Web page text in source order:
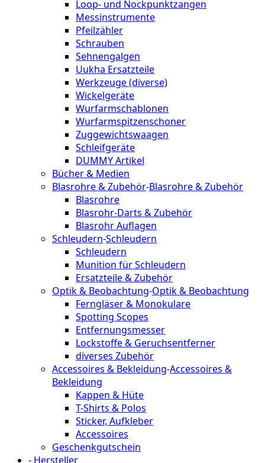
Loop- und Nockpunktzangen
Messinstrumente
Pfeilzähler
Schrauben
Sehnengalgen
Uukha Ersatzteile
Werkzeuge (diverse)
Wickelgeräte
Wurfarmschablonen
Wurfarmspitzenschoner
Zuggewichtswaagen
Schleifgeräte
DUMMY Artikel
Bücher & Medien
Blasrohre & Zubehör-Blasrohre & Zubehör
Blasrohre
Blasrohr-Darts & Zubehör
Blasrohr Auflagen
Schleudern-Schleudern
Schleudern
Munition für Schleudern
Ersatzteile & Zubehör
Optik & Beobachtung-Optik & Beobachtung
Ferngläser & Monokulare
Spotting Scopes
Entfernungsmesser
Lockstoffe & Geruchsentferner
diverses Zubehör
Accessoires & Bekleidung-Accessoires &
Bekleidung
Kappen & Hüte
T-Shirts & Polos
Sticker, Aufkleber
Accessoires
Geschenkgutschein
- Hersteller